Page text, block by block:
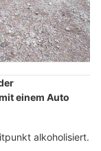
einem Auto
alkoholisiert.